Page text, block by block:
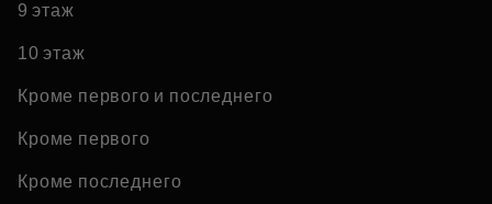
9 этаж
10 этаж
Кроме первого и последнего
Кроме первого
Кроме последнего